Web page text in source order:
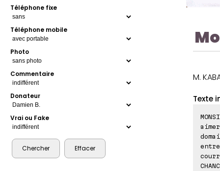
Téléphone fixe
Téléphone mobile
Photo
Commentaire
Donateur
Vrai ou Fake
M.
Texte